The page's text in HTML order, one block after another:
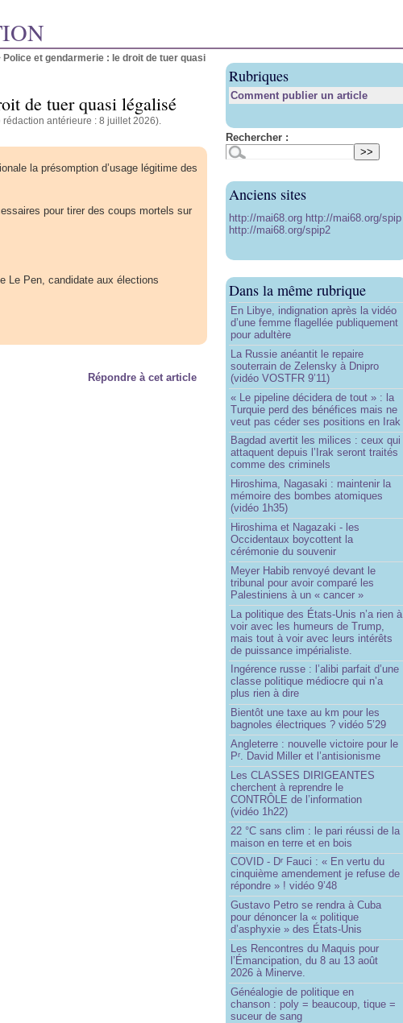
Police et gendarmerie : le droit de tuer quasi
de tuer quasi légalisé
rédaction antérieure : 8 juillet 2026).
la présomption d’usage légitime des
pour tirer des coups mortels sur
Le Pen, candidate aux élections
Répondre à cet article
Rubriques
Comment publier un article
Rechercher :
Anciens sites
http://mai68.org http://mai68.org/spip
http://mai68.org/spip2
Dans la même rubrique
En Libye, indignation après la vidéo
d’une femme flagellée publiquement
pour adultère
La Russie anéantit le repaire
souterrain de Zelensky à Dnipro
(vidéo VOSTFR 9’11)
« Le pipeline décidera de tout » : la
Turquie perd des bénéfices mais ne
veut pas céder ses positions en Irak
Bagdad avertit les milices : ceux qui
attaquent depuis l’Irak seront traités
comme des criminels
Hiroshima, Nagasaki : maintenir la
mémoire des bombes atomiques
(vidéo 1h35)
Hiroshima et Nagazaki - les
Occidentaux boycottent la
cérémonie du souvenir
Meyer Habib renvoyé devant le
tribunal pour avoir comparé les
Palestiniens à un « cancer »
La politique des États-Unis n’a rien à
voir avec les humeurs de Trump,
mais tout à voir avec leurs intérêts
de puissance impérialiste.
Ingérence russe : l’alibi parfait d’une
classe politique médiocre qui n’a
plus rien à dire
Bientôt une taxe au km pour les
bagnoles électriques ? vidéo 5’29
Angleterre : nouvelle victoire pour le
Pr
. David Miller et l’antisionisme
Les CLASSES DIRIGEANTES
cherchent à reprendre le
CONTRÔLE de l’information
(vidéo 1h22)
22 °C sans clim : le pari réussi de la
maison en terre et en bois
COVID - Dr Fauci : « En vertu du
cinquième amendement je refuse de
répondre » ! vidéo 9’48
Gustavo Petro se rendra à Cuba
pour dénoncer la « politique
d’asphyxie » des États-Unis
Les Rencontres du Maquis pour
l’Émancipation, du 8 au 13 août
2026 à Minerve.
Généalogie de politique en
chanson : poly = beaucoup, tique =
suceur de sang